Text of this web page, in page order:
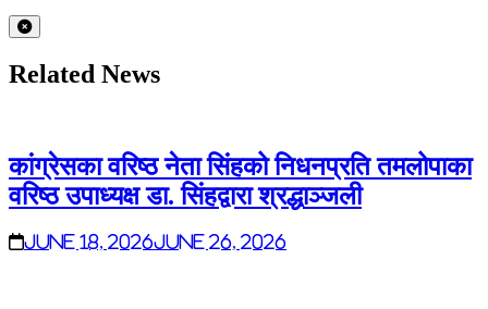
Related News
कांग्रेसका वरिष्ठ नेता सिंहको निधनप्रति तमलोपाका
वरिष्ठ उपाध्यक्ष डा. सिंहद्वारा श्रद्धाञ्जली
June 18, 2026June 26, 2026